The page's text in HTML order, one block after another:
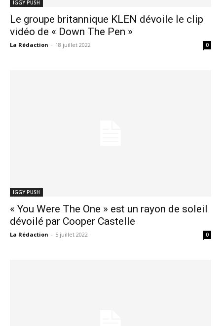
IGGY PUSH
Le groupe britannique KLEN dévoile le clip
vidéo de « Down The Pen »
La Rédaction - 18 juillet 2022 0
IGGY PUSH
« You Were The One » est un rayon de soleil
dévoilé par Cooper Castelle
La Rédaction - 5 juillet 2022 0